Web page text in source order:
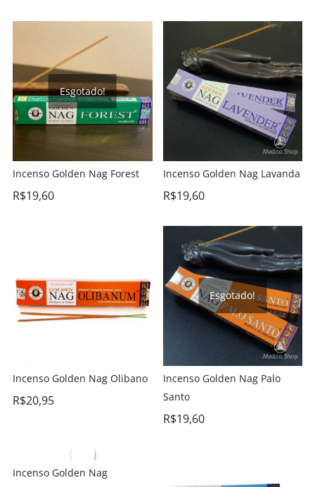
Esgotado!
Incenso Golden Nag Forest
R$19,60
Incenso Golden Nag Lavanda
R$19,60
Incenso Golden Nag Olibano
R$20,95
Esgotado!
Incenso Golden Nag Palo
Santo
R$19,60
Incenso Golden Nag